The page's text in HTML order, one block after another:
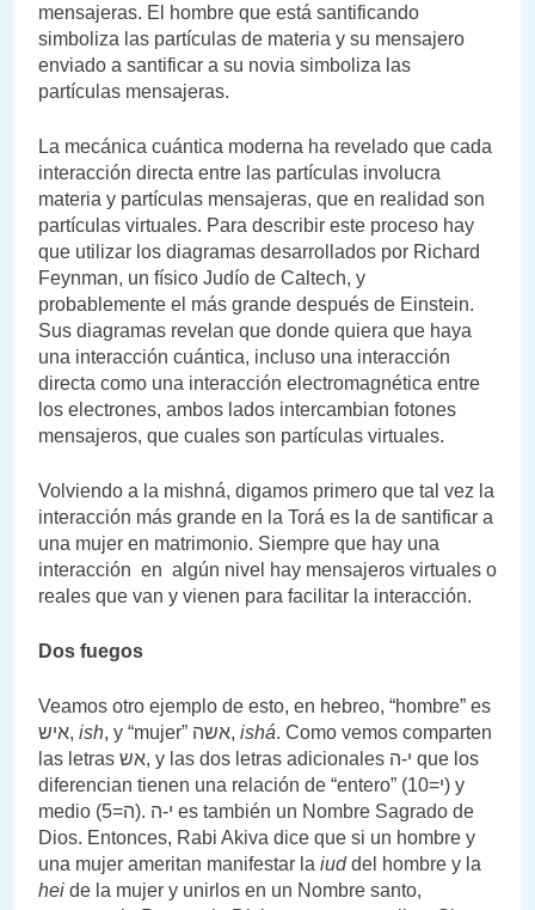
mensajeras. El hombre que está santificando
simboliza las partículas de materia y su mensajero
enviado a santificar a su novia simboliza las
partículas mensajeras.
La mecánica cuántica moderna ha revelado que cada
interacción directa entre las partículas involucra
materia y partículas mensajeras, que en realidad son
partículas virtuales. Para describir este proceso hay
que utilizar los diagramas desarrollados por Richard
Feynman, un físico Judío de Caltech, y
probablemente el más grande después de Einstein.
Sus diagramas revelan que donde quiera que haya
una interacción cuántica, incluso una interacción
directa como una interacción electromagnética entre
los electrones, ambos lados intercambian fotones
mensajeros, que cuales son partículas virtuales.
Volviendo a la mishná, digamos primero que tal vez la
interacción más grande en la Torá es la de santificar a
una mujer en matrimonio. Siempre que hay una
interacción en algún nivel hay mensajeros virtuales o
reales que van y vienen para facilitar la interacción.
Dos fuegos
Veamos otro ejemplo de esto, en hebreo, “hombre” es
איש, ish , y “mujer” אשה, ishá. Como vemos comparten
las letras אש, y las dos letras adicionales י-ה que los
diferencian tienen una relación de “entero” (10=י) y
medio (5=ה). י-ה es también un Nombre Sagrado de
Dios. Entonces, Rabi Akiva dice que si un hombre y
una mujer ameritan manifestar la iuddel hombre y la
hei de la mujer y unirlos en un Nombre santo,